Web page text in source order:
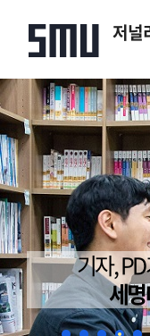
저널
기자,
세